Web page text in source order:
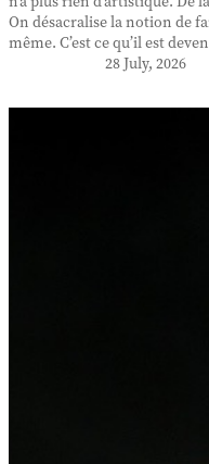
On désacralise la notion de
même. C’est ce qu’il est
28 July, 2026